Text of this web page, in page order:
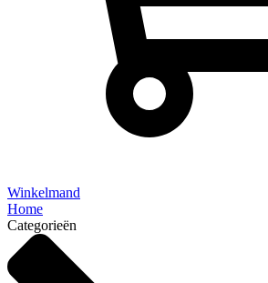
Winkelmand
Home
Categorieën